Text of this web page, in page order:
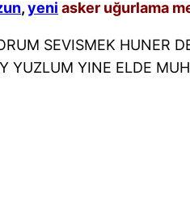
,yeni asker uğurlama
SEVISMEK HUNER
YUZLUM YINE ELDE